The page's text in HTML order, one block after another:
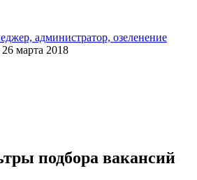
администратор, озеленение
26 марта 2018
подбора вакансий